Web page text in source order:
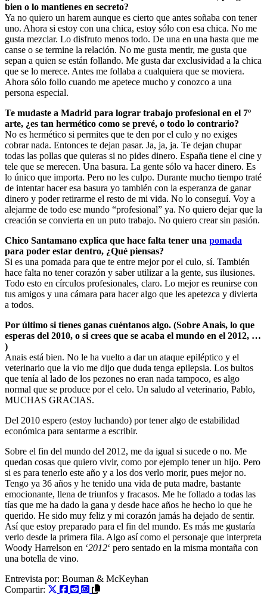
bien o lo mantienes en secreto?
Ya no quiero un harem aunque es cierto que antes soñaba con tener
uno. Ahora si estoy con una chica, estoy sólo con esa chica. No me
gusta mezclar. Lo disfruto menos todo. De una en una hasta que me
canse o se termine la relación. No me gusta mentir, me gusta que
sepan a quien se están follando. Me gusta dar exclusividad a la chica
que se lo merece. Antes me follaba a cualquiera que se moviera.
Ahora sólo follo cuando me apetece mucho y conozco a una
persona especial.
Te mudaste a Madrid para lograr trabajo profesional en el 7º
arte, ¿es tan hermético como se prevé, o todo lo contrario?
No es hermético si permites que te den por el culo y no exiges
cobrar nada. Entonces te dejan pasar. Ja, ja, ja. Te dejan chupar
todas las pollas que quieras si no pides dinero. España tiene el cine y
tele que se merecen. Una basura. La gente sólo va hacer dinero. Es
lo único que importa. Pero no les culpo. Durante mucho tiempo traté
de intentar hacer esa basura yo también con la esperanza de ganar
dinero y poder retirarme el resto de mi vida. No lo conseguí. Voy a
alejarme de todo ese mundo “profesional” ya. No quiero dejar que la
creación se convierta en un puto trabajo. No quiero crear sin pasión.
Chico Santamano explica que hace falta tener una pomada
para poder estar dentro, ¿Qué piensas?
Si es una pomada para que te entre mejor por el culo, sí. También
hace falta no tener corazón y saber utilizar a la gente, sus ilusiones.
Todo esto en círculos profesionales, claro. Lo mejor es reunirse con
tus amigos y una cámara para hacer algo que les apetezca y divierta
a todos.
Por último si tienes ganas cuéntanos algo. (Sobre Anais, lo que
esperas del 2010, o si crees que se acaba el mundo en el 2012, …
)
Anais está bien. No le ha vuelto a dar un ataque epiléptico y el
veterinario que la vio me dijo que duda tenga epilepsia. Los bultos
que tenía al lado de los pezones no eran nada tampoco, es algo
normal que se produce por el celo. Un saludo al veterinario, Pablo,
MUCHAS GRACIAS.
Del 2010 espero (estoy luchando) por tener algo de estabilidad
económica para sentarme a escribir.
Sobre el fin del mundo del 2012, me da igual si sucede o no. Me
quedan cosas que quiero vivir, como por ejemplo tener un hijo. Pero
si es para tenerlo este año y a los dos verlo morir, pues mejor no.
Tengo ya 36 años y he tenido una vida de puta madre, bastante
emocionante, llena de triunfos y fracasos. Me he follado a todas las
tías que me ha dado la gana y desde hace años he hecho lo que he
querido. He sido muy feliz y mi corazón jamás ha dejado de sentir.
Así que estoy preparado para el fin del mundo. Es más me gustaría
verlo desde la primera fila. Algo así como el personaje que interpreta
Woody Harrelson en ‘2012‘ pero sentado en la misma montaña con
una botella de vino.
Entrevista por: Bouman & McKeyhan
Compartir: